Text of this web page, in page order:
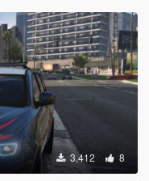
3,412 8